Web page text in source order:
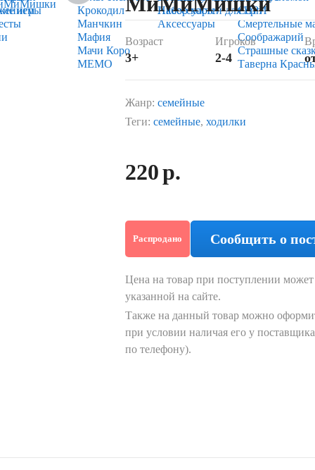
Набор костей для НРИ
Аксессуары
Крокодил
Манчкин
Мафия
Мачи Коро
МЕМО
Серп
Смертельные
Соображарий
Страшные
Таверна
игры
Аксессуары
Возраст
3+
Игроков
2-4
Жанр:семейные
Теги:семейные,ходилки
220р.
Распродано Сообщить о
Цена на товар при поступлении может
указанной на сайте.
Также на данный товар можно
при условии наличая его у
по телефону).